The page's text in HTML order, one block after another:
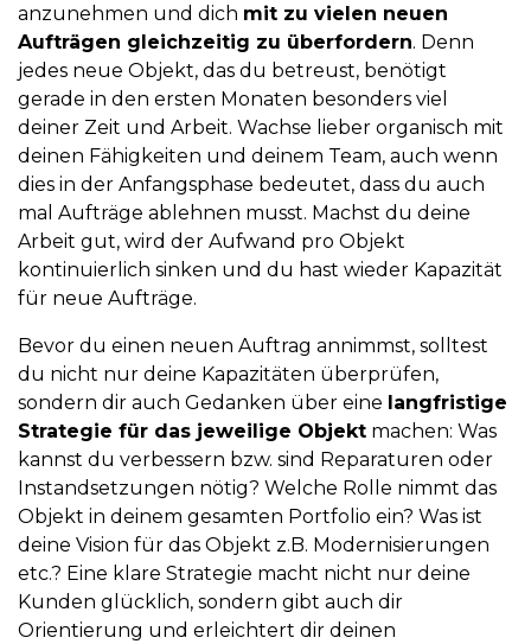
anzunehmen und dich mit zu vielen neuen
Aufträgen gleichzeitig zu überfordern. Denn
jedes neue Objekt, das du betreust, benötigt
gerade in den ersten Monaten besonders viel
deiner Zeit und Arbeit. Wachse lieber organisch mit
deinen Fähigkeiten und deinem Team, auch wenn
dies in der Anfangsphase bedeutet, dass du auch
mal Aufträge ablehnen musst. Machst du deine
Arbeit gut, wird der Aufwand pro Objekt
kontinuierlich sinken und du hast wieder Kapazität
für neue Aufträge.
Bevor du einen neuen Auftrag annimmst, solltest
du nicht nur deine Kapazitäten überprüfen,
sondern dir auch Gedanken über eine langfristige
Strategie für das jeweilige Objekt machen: Was
kannst du verbessern bzw. sind Reparaturen oder
Instandsetzungen nötig? Welche Rolle nimmt das
Objekt in deinem gesamten Portfolio ein? Was ist
deine Vision für das Objekt z.B. Modernisierungen
etc.? Eine klare Strategie macht nicht nur deine
Kunden glücklich, sondern gibt auch dir
Orientierung und erleichtert dir deinen